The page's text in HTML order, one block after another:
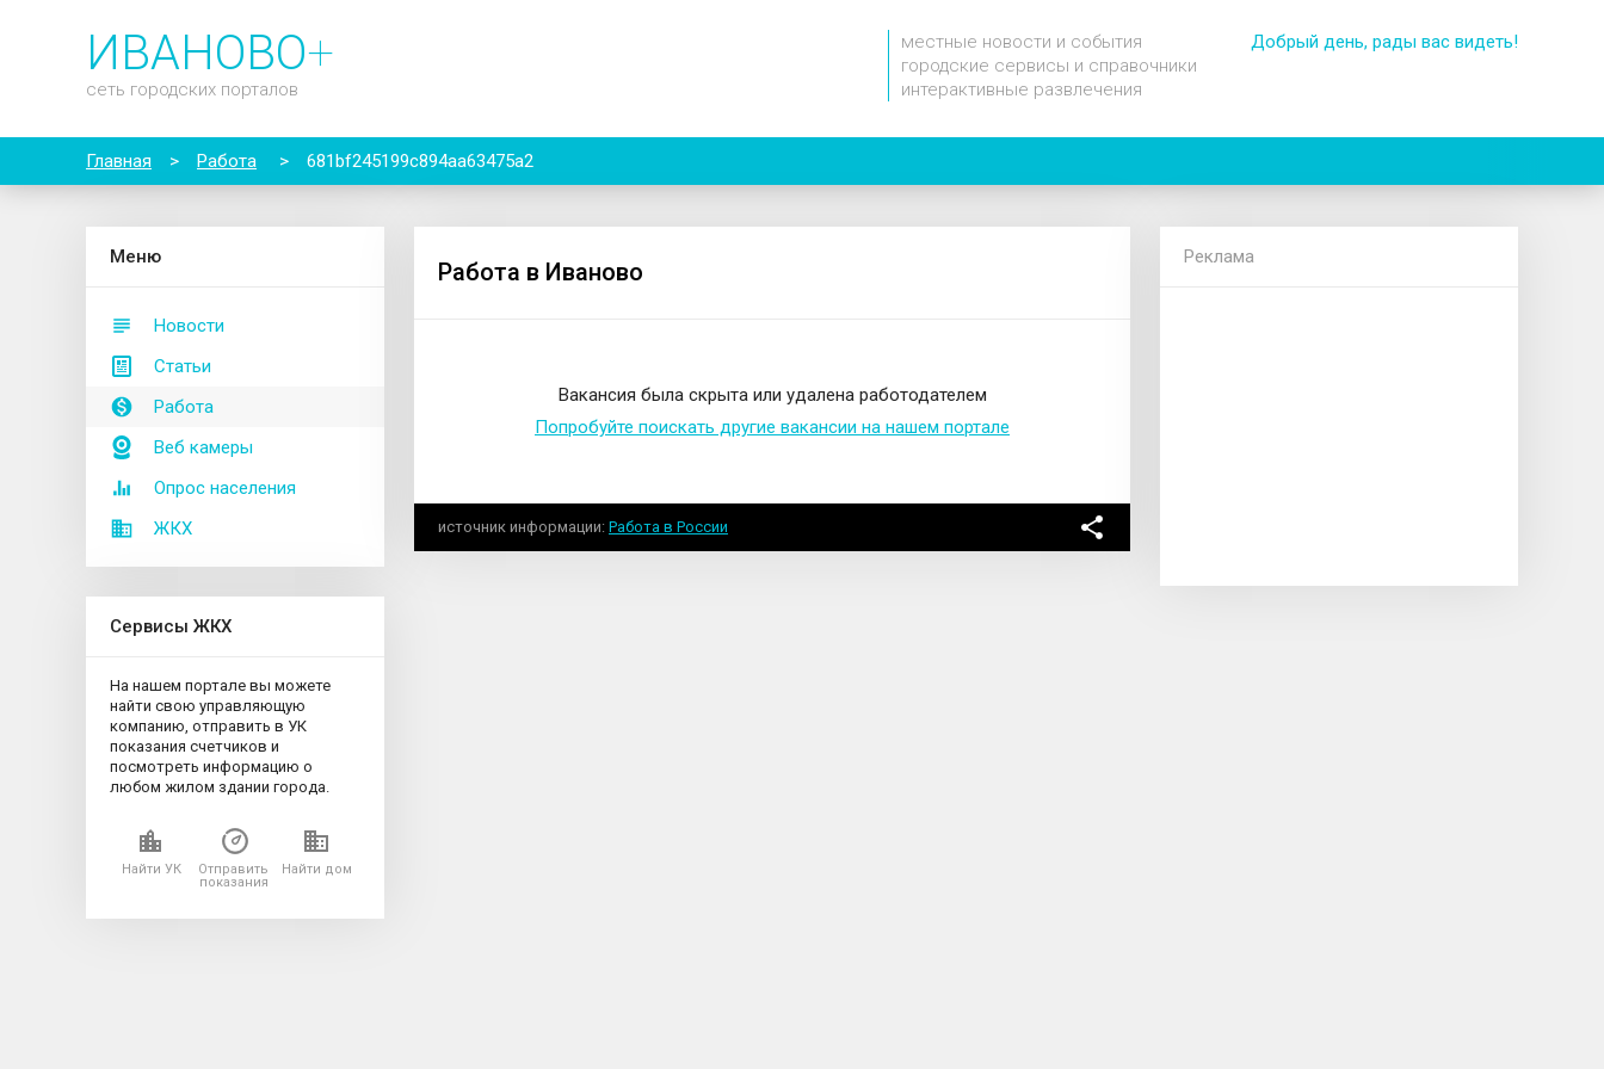
ИВАНОВО+
сеть городских порталов
местные новости и события
городские сервисы и справочники
интерактивные развлечения
Добрый день, рады вас видеть!
Главная > Работа > 681bf245199c894aa63475a2
Меню
Новости
Статьи
Работа
Веб камеры
Опрос населения
ЖКХ
Сервисы ЖКХ
На нашем портале вы можете
найти свою управляющую
компанию, отправить в УК
показания счетчиков и
посмотреть информацию о
любом жилом здании города.
Найти УК
Отправить
показания
Найти дом
Работа в Иваново
Вакансия была скрыта или удалена работодателем
Попробуйте поискать другие вакансии на нашем портале
источник информации Работа в России
Реклама